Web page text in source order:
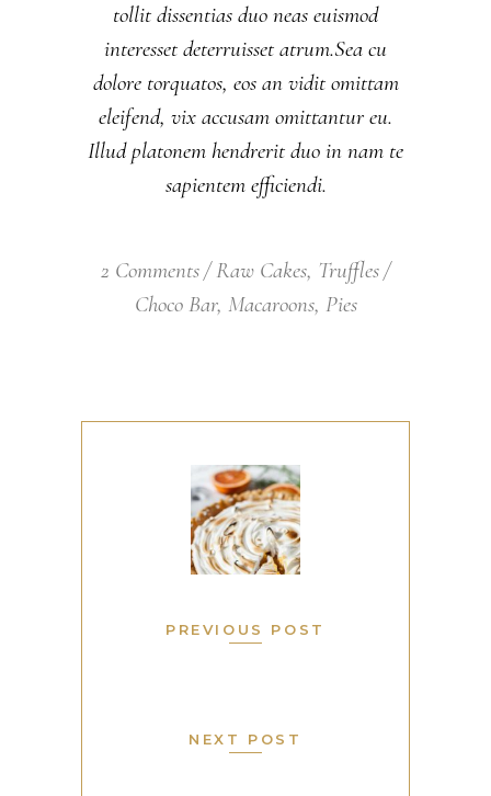
tollit dissentias duo neas euismod
interesset deterruisset atrum.Sea cu
dolore torquatos, eos an vidit omittam
eleifend, vix accusam omittantur eu.
Illud platonem hendrerit duo in nam te
sapientem efficiendi.
2 Comments Raw Cakes, Truffles
Choco Bar, Macaroons, Pies
PREVIOUS POST
NEXT POST